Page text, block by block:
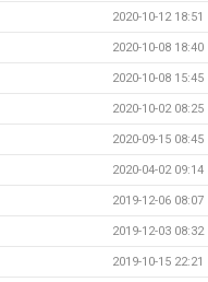
2020-10-12 18:51
2020-10-08 18:40
2020-10-08 15:45
2020-10-02 08:25
2020-09-15 08:45
2020-04-02 09:14
2019-12-06 08:07
2019-12-03 08:32
2019-10-15 22:21